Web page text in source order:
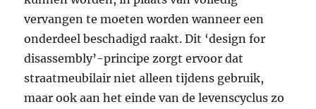
vervangen te moeten worden wanneer een
onderdeel beschadigd raakt. Dit ‘design for
disassembly’-principe zorgt ervoor dat
straatmeubilair niet alleen tijdens gebruik,
maar ook aan het einde van de levenscyclus zo